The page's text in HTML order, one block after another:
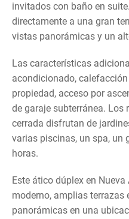
invitados con baño en
directamente a una gran
vistas panorámicas y un
Las características
acondicionado,
propiedad, acceso por
de garaje subterránea. Los
cerrada disfrutan de
varias piscinas, un spa, un
horas.
Este ático dúplex en
moderno, amplias terrazas
panorámicas en una